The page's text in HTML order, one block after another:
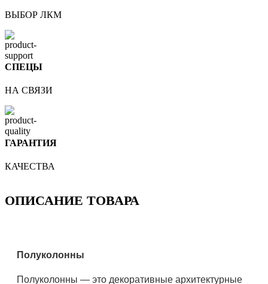
ВЫБОР ЛКМ
СПЕЦЫ
НА СВЯЗИ
ГАРАНТИЯ
КАЧЕСТВА
ОПИСАНИЕ ТОВАРА
Полуколонны
Полуколонны — это декоративные архитектурные